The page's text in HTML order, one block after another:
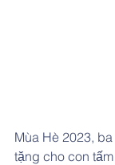
Mùa Hè 2023,
tặng cho con